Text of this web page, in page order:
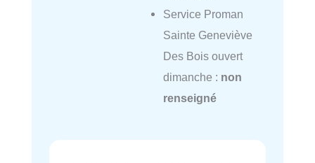
Service Proman
Sainte Geneviève
Des Bois ouvert
dimanche : non
renseigné